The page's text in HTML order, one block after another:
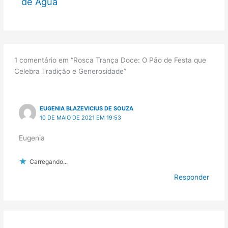
1 comentário em “Rosca Trança Doce: O Pão de Festa que
Celebra Tradição e Generosidade”
EUGENIA BLAZEVICIUS DE SOUZA
10 DE MAIO DE 2021 EM 19:53
Eugenia
Carregando...
Responder